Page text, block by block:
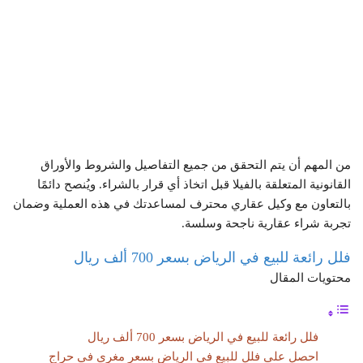
من المهم أن يتم التحقق من جميع التفاصيل والشروط والأوراق
القانونية المتعلقة بالفيلا قبل اتخاذ أي قرار بالشراء. ويُنصح دائمًا
بالتعاون مع وكيل عقاري محترف لمساعدتك في هذه العملية وضمان
تجربة شراء عقارية ناجحة وسلسة.
فلل رائعة للبيع في الرياض بسعر 700 ألف ريال
محتويات المقال
فلل رائعة للبيع في الرياض بسعر 700 ألف ريال
احصل على فلل للبيع في الرياض بسعر مغري في حراج